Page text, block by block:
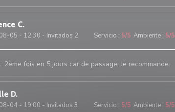
C
05 - 12:30 - Invitados 2 Servicio : 5/5 Ambiente: 5/5
2ème fois en 5 jours car de passage. Je recommande.
D
04 - 19:00 - Invitados 3 Servicio : 5/5 Ambiente: 5/5